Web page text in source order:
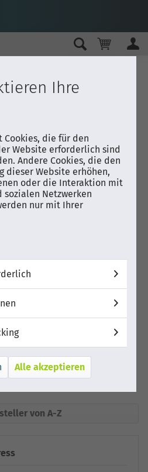
Ihre
Cookies, die für den
Website erforderlich sind
Andere Cookies, die den
dieser Website erhöhen,
oder die Interaktion mit
sozialen Netzwerken
nur mit Ihrer
Alle akzeptieren
von A-Z